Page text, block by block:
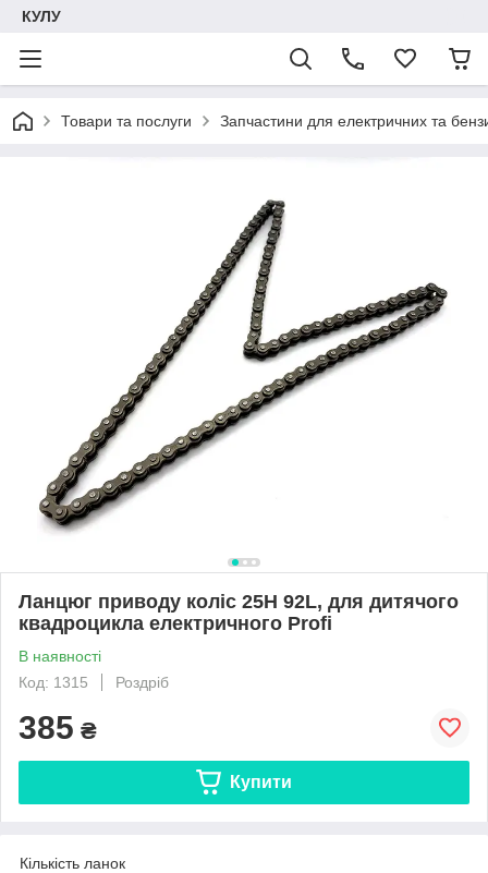
КУЛУ
Товари та послуги Запчастини для електричних та
Ланцюг приводу коліс 25H 92L, для дитячого
квадроцикла електричного Profi
В наявності
Код: 1315
Роздріб
385 ₴
Купити
Кількість ланок